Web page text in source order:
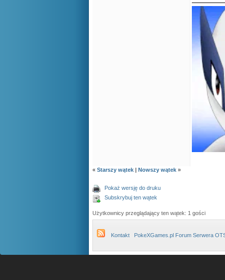
« Starszy wątek | Nowszy wątek »
Pokaż wersję do druku
Subskrybuj ten wątek
Użytkownicy przeglądający ten wątek: 1 gości
Kontakt PokeXGames.pl Forum Serwera